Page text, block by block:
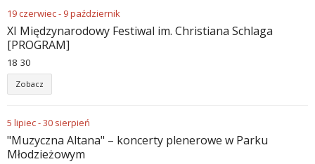
19czerwiec- 9październik
XI Międzynarodowy Festiwal im. Christiana Schlaga
[PROGRAM]
18 30
Zobacz
5 lipiec-30 sierpień
"Muzyczna Altana" – koncerty plenerowe w Parku
Młodzieżowym